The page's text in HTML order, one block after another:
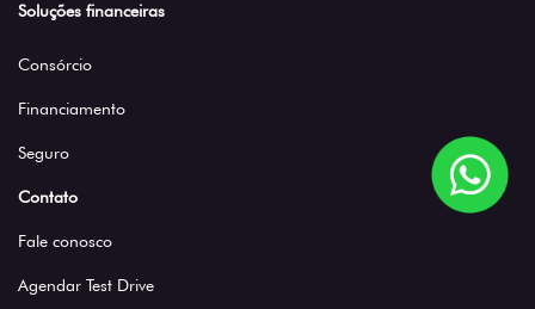
Soluções financeiras
Consórcio
Financiamento
Seguro
Contato
Fale conosco
Agendar Test Drive